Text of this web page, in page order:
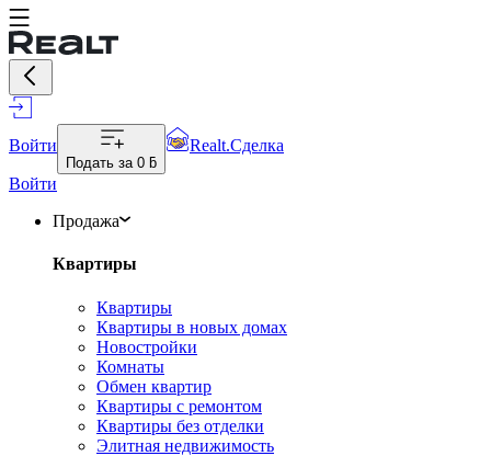
Войти
Подать за 0 ƃ
Realt.Сделка
Войти
Продажа
Квартиры
Квартиры
Квартиры в новых домах
Новостройки
Комнаты
Обмен квартир
Квартиры с ремонтом
Квартиры без отделки
Элитная недвижимость